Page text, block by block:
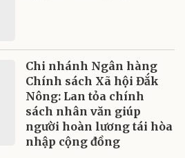
Chi nhánh Ngân hàng
Chính sách Xã hội Đắk
Nông: Lan tỏa chính
sách nhân văn giúp
người hoàn lương tái hòa
nhập cộng đồng